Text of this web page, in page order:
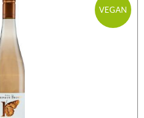
VEGAN